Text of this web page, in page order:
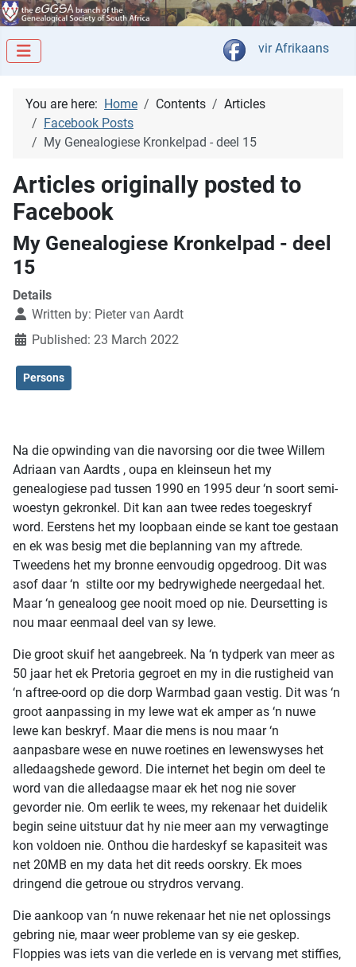
Select your
vir Afrikaans
You are here: Home Contents
Articles
Facebook Posts
My Genealogiese Kronkelpad - deel 15
Articles originally posted to
Facebook
My Genealogiese Kronkelpad - deel
15
Details
Written by: Pieter van Aardt
Published: 23 March 2022
Persons
Na die opwinding van die navorsing oor die twee Willem
Adriaan van Aardts , oupa en kleinseun het my
genealogiese pad tussen 1990 en 1995 deur ‘n soort semi-
woestyn gekronkel. Dit kan aan twee redes toegeskryf
word. Eerstens het my loopbaan einde se kant toe gestaan
en ek was besig met die beplanning van my aftrede.
Tweedens het my bronne eenvoudig opgedroog. Dit was
asof daar ‘n stilte oor my bedrywighede neergedaal het.
Maar ‘n genealoog gee nooit moed op nie. Deursetting is
nou maar eenmaal deel van sy lewe.
Die groot skuif het aangebreek. Na ‘n tydperk van meer as
50 jaar het ek Pretoria gegroet en my in die rustigheid van
‘n aftree-oord op die dorp Warmbad gaan vestig. Dit was ‘n
groot aanpassing in my lewe wat ek amper as ‘n nuwe
lewe kan beskryf. Maar die mens is nou maar ‘n
aanpasbare wese en nuwe roetines en lewenswyses het
alledaagshede geword. Die internet het begin om deel te
word van die alledaagse maar ek het nog nie sover
gevorder nie. Om eerlik te wees, my rekenaar het duidelik
begin seine uitstuur dat hy nie meer aan my verwagtinge
kon voldoen nie. Onthou die hardeskyf se kapasiteit was
net 20MB en my data het dit reeds oorskry. Ek moes
dringend die getroue ou strydros vervang.
Die aankoop van ‘n nuwe rekenaar het nie net oplossings
gebring nie, maar weer probleme van sy eie geskep.
Floppies was iets van die verlede en is vervang met stiffies,